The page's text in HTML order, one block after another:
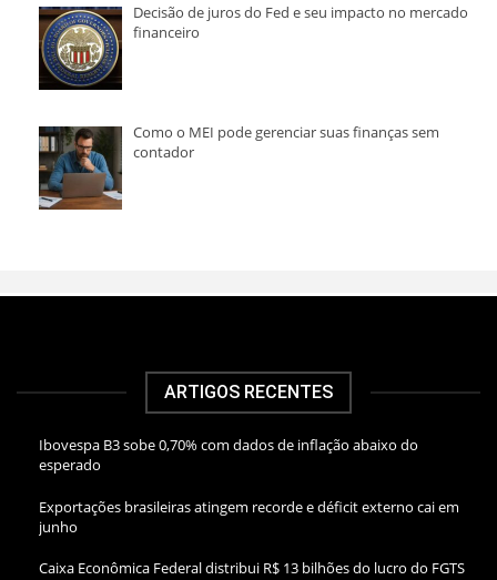
Decisão de juros do Fed e seu impacto no mercado
financeiro
Como o MEI pode gerenciar suas finanças sem
contador
ARTIGOS RECENTES
Ibovespa B3 sobe 0,70% com dados de inflação abaixo do
esperado
Exportações brasileiras atingem recorde e déficit externo cai em
junho
Caixa Econômica Federal distribui R$ 13 bilhões do lucro do FGTS